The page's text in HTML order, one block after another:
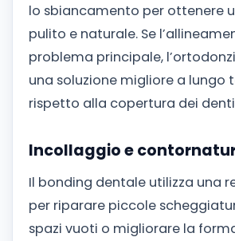
lo sbiancamento per ottenere
pulito e naturale. Se
problema principale,
una soluzione migliore a lungo
rispetto alla copertura dei
Incollaggio e
Il bonding dentale utilizza una
per riparare piccole
spazi vuoti o migliorare la